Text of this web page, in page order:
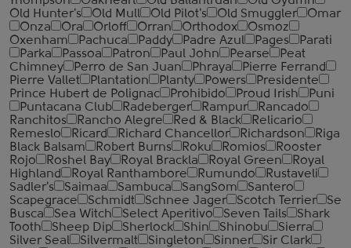
Old Hunter's
Old Mull Old Pilot's Old Smuggler
Omar
Onza
Ora Orloff Orran Orthodox
Osmoz
Oxenham
Pachuca Paddy Padre Azul Pages
Parati
Parka
Passoa Patron Paul John Pearse
Peat
Chimney
Perro de San Juan Phraya
Pierre Ferrand
Pierre Vallet
Plantation Planty Powers
Presidente
Prince Hubert de Polignac
Prohibido Proud Irish
Puni
Puntacana Club
Radeberger Rampur
Rancado
Ranchitos
Rancho Alegre Red & Black
Relicario
Remeslo
Ricard Richard Chancellor Richardson
Riga
Black Balsam
Robert Burns Roku Romios
Rooster
Rojo
Roshel Bay Royal Brackla Royal Green
Royal
Highland
Royal Ranthambore Rumundo
Rustaveli
Sadler's
Saimaa Sambuca SangSom
Santero
Scapegrace
Schmidt Schnee Jager Scotch Terrier
Se
Busca
Sea Witch Select Aperitivo Seven Tails
Shark
Tooth
Sheep Dip Sherlock Shin Shinobu
Sierra
Silver Seal
Silvermalt Singleton Sinner
Sir Clark